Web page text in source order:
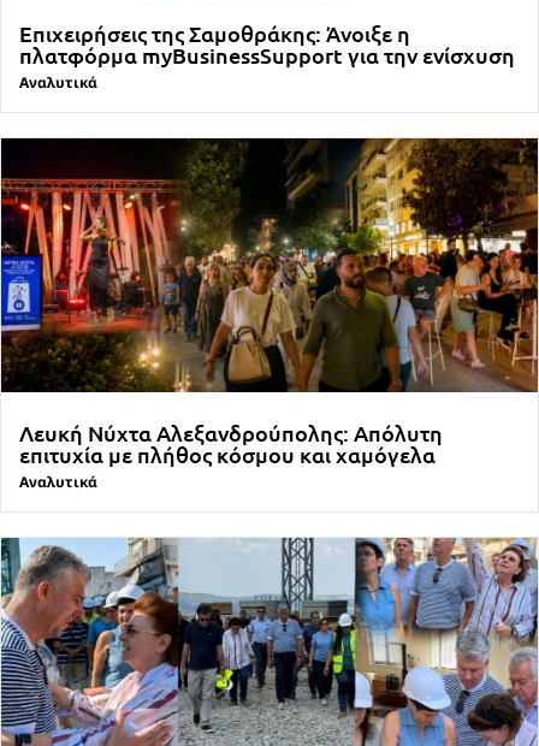
Επιχειρήσεις της Σαμοθράκης: Άνοιξε η
πλατφόρμα myBusinessSupport για την ενίσχυση
Αναλυτικά
Λευκή Νύχτα Αλεξανδρούπολης: Απόλυτη
επιτυχία με πλήθος κόσμου και χαμόγελα
Αναλυτικά